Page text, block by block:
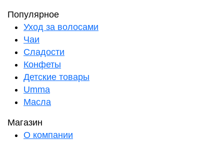
Популярное
Уход за волосами
Чаи
Сладости
Конфеты
Детские товары
Umma
Масла
Магазин
О компании